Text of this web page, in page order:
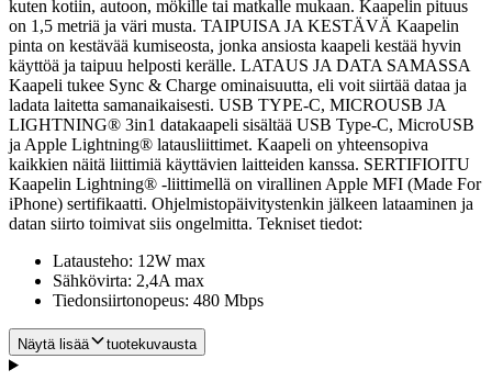
kuten kotiin, autoon, mökille tai matkalle mukaan. Kaapelin pituus
on 1,5 metriä ja väri musta. TAIPUISA JA KESTÄVÄ Kaapelin
pinta on kestävää kumiseosta, jonka ansiosta kaapeli kestää hyvin
käyttöä ja taipuu helposti kerälle. LATAUS JA DATA SAMASSA
Kaapeli tukee Sync & Charge ominaisuutta, eli voit siirtää dataa ja
ladata laitetta samanaikaisesti. USB TYPE-C, MICROUSB JA
LIGHTNING® 3in1 datakaapeli sisältää USB Type-C, MicroUSB
ja Apple Lightning® latausliittimet. Kaapeli on yhteensopiva
kaikkien näitä liittimiä käyttävien laitteiden kanssa. SERTIFIOITU
Kaapelin Lightning® -liittimellä on virallinen Apple MFI (Made For
iPhone) sertifikaatti. Ohjelmistopäivitystenkin jälkeen lataaminen ja
datan siirto toimivat siis ongelmitta. Tekniset tiedot:
Latausteho: 12W max
Sähkövirta: 2,4A max
Tiedonsiirtonopeus: 480 Mbps
Näytä lisää tuotekuvausta